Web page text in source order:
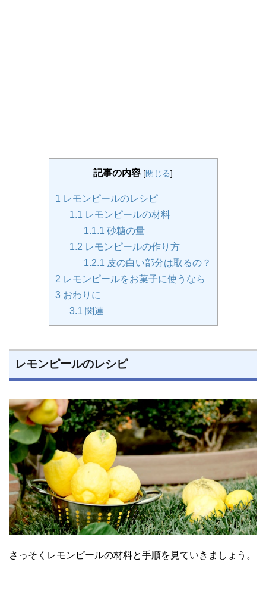
記事の内容 [閉じる]
1 レモンピールのレシピ
1.1 レモンピールの材料
1.1.1 砂糖の量
1.2 レモンピールの作り方
1.2.1 皮の白い部分は取るの？
2 レモンピールをお菓子に使うなら
3おわりに
3.1 関連
レモンピールのレシピ
さっそくレモンピールの材料と手順を見ていきましょう。